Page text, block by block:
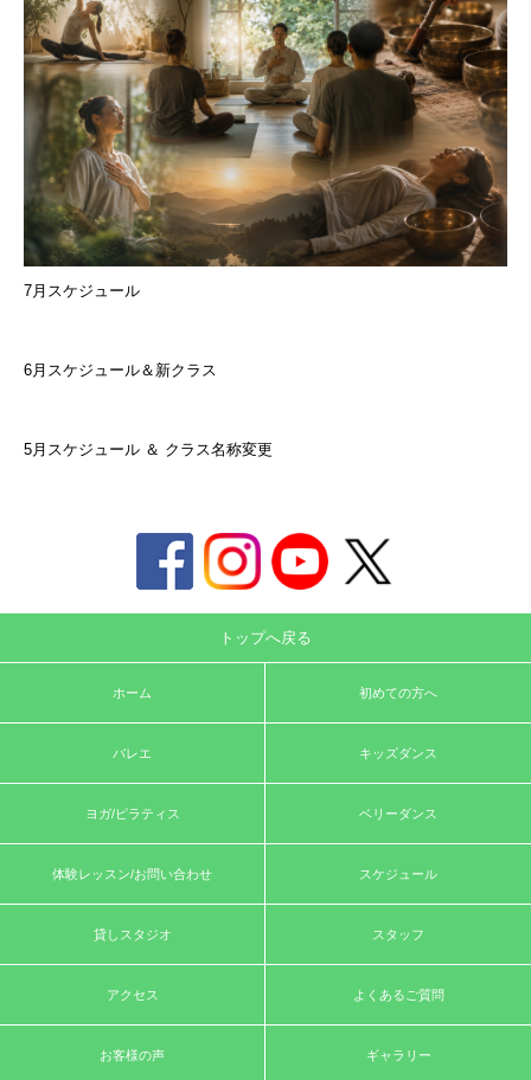
7月スケジュール
6月スケジュール＆新クラス
5月スケジュール ＆ クラス名称変更
トップへ戻る
ホーム 初めての方へ
バレエ キッズダンス
ヨガ/ピラティス ベリーダンス
体験レッスン/お問い合わせ スケジュール
貸しスタジオ スタッフ
アクセス よくあるご質問
お客様の声 ギャラリー